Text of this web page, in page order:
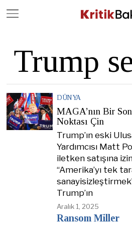
Trump
DÜNYA
MAGA’nın Bir
Noktası Çin
Trump’ın eski
Yardımcısı Matt
iletken satışına
“Amerika’yı tek
Trump’ın
Aralık 1, 2025
Ransom Miller